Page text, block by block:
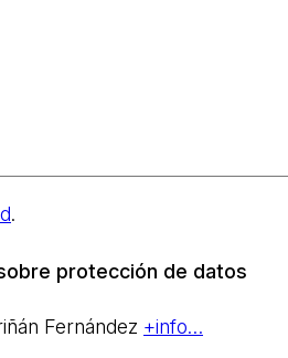
.
protección de datos
Fernández +info…